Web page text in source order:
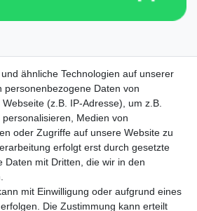
die
widerrufen.**
ähnliche Technologien auf unserer
personenbezogene Daten von
(z.B. IP-Adresse), um z.B.
Medien von
oder Zugriffe auf unsere Website zu
erfolgt erst durch gesetzte
Daten mit Dritten, die wir in den
mit Einwilligung oder aufgrund eines
Die Zustimmung kann erteilt